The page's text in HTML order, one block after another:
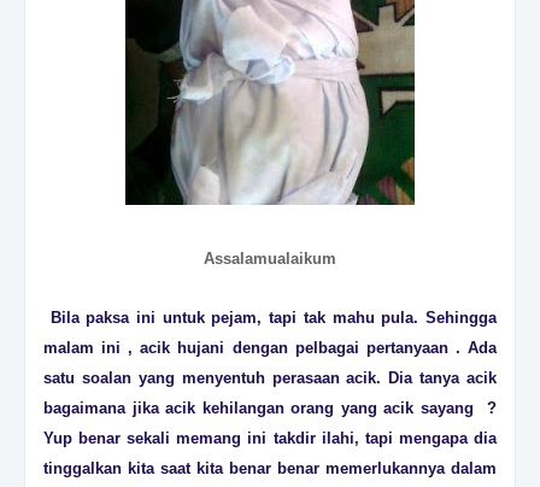
Assalamualaikum
Bila paksa ini untuk pejam, tapi tak mahu pula. Sehingga
malam ini , acik hujani dengan pelbagai pertanyaan . Ada
satu soalan yang menyentuh perasaan acik. Dia tanya acik
bagaimana jika acik kehilangan orang yang acik sayang ?
Yup benar sekali memang ini takdir ilahi, tapi mengapa dia
tinggalkan kita saat kita benar benar memerlukannya dalam